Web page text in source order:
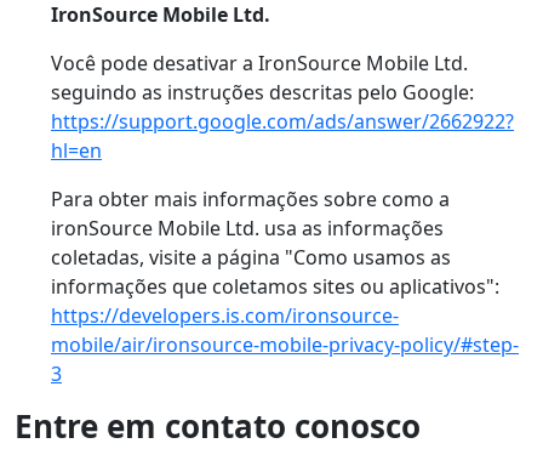
IronSource Mobile Ltd.
Você pode desativar a IronSource Mobile Ltd.
seguindo as instruções descritas pelo Google:
https://support.google.com/ads/answer/2662922?
hl=en
Para obter mais informações sobre como a
ironSource Mobile Ltd. usa as informações
coletadas, visite a página "Como usamos as
informações que coletamos sites ou aplicativos":
https://developers.is.com/ironsource-
mobile/air/ironsource-mobile-privacy-policy/#step-
3
Entre em contato conosco